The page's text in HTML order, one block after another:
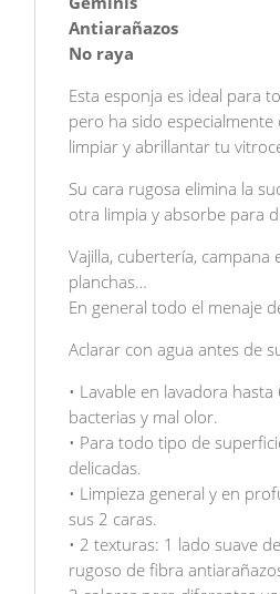
Antiarañazos
No raya
Esta esponja es ideal para
pero ha sido
limpiar y abrillantar tu
Su cara rugosa elimina la
otra limpia y absorbe para
Vajilla, cubertería, campana
planchas…
En general todo el menaje
Aclarar con agua antes de
• Lavable en lavadora
bacterias y mal olor.
• Para todo tipo de
delicadas.
• Limpieza general y en
sus 2 caras.
• 2 texturas: 1 lado suave
rugoso de fibra